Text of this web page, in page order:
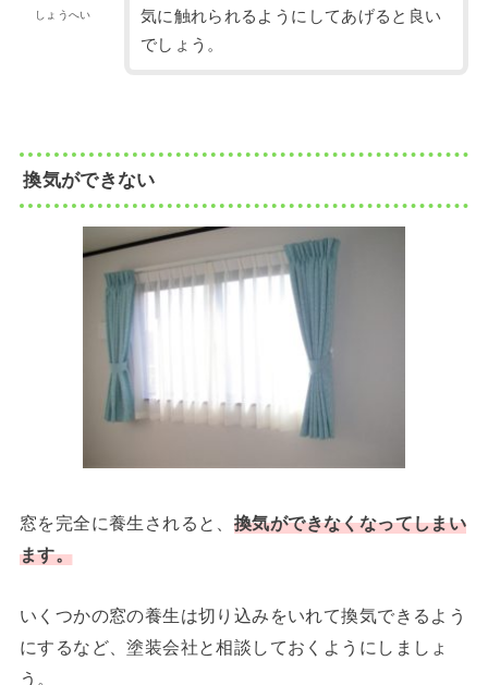
しょうへい
気に触れられるようにしてあげると良い
でしょう。
換気ができない
窓を完全に養生されると、 換気ができなくなってしまい
ます。
いくつかの窓の養生は切り込みをいれて換気できるよう
にするなど、塗装会社と相談しておくようにしましょ
う。